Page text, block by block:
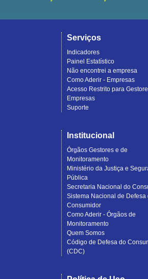
Serviços
Indicadores
Painel Estatístico
Não encontrei a empresa
Como Aderir - Empresas
Acesso Restrito para
Empresas
Suporte
Institucional
Órgãos Gestores e de
Monitoramento
Ministério da Justiça e
Pública
Secretaria Nacional do
Sistema Nacional de Defesa
Consumidor
Como Aderir - Órgãos de
Monitoramento
Quem Somos
Código de Defesa do
(CDC)